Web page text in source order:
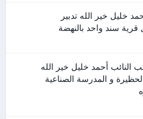
خليل خير الله تدبير
سند واحد بالنهضة
أحمد خليل خير الله
و المدرسة الصناعية